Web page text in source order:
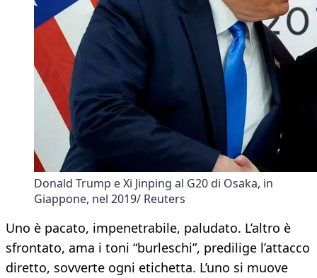
Donald Trump e Xi Jinping al G20 di Osaka, in
Giappone, nel 2019/ Reuters
Uno è pacato, impenetrabile, paludato. L’altro è
sfrontato, ama i toni “burleschi”, predilige l’attacco
diretto, sovverte ogni etichetta. L’uno si muove